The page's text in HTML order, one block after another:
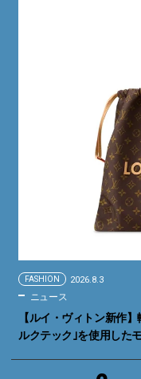
FASHION 2026.8.3
ニュース
【ルイ・ヴィトン新作
ルクテック｣を使用した